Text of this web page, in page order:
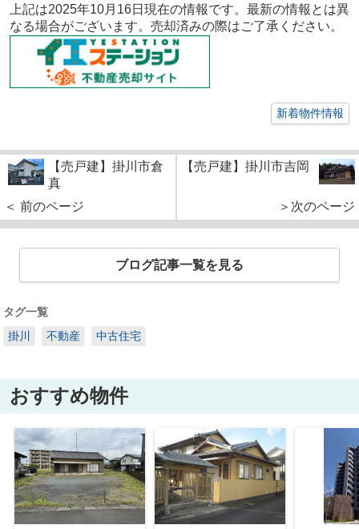
上記は2025年10月16日現在の情報です。最新の情報とは異
なる場合がございます。売却済みの際はご了承ください。
新着物件情報
【売戸建】掛川市倉
真
＜ 前のページ
【売戸建】掛川市吉岡
＞次のページ
ブログ記事一覧を見る
タグ一覧
掛川
不動産 中古住宅
おすすめ物件